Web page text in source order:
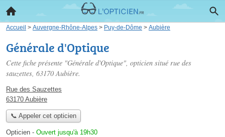
Accueil > Auvergne-Rhône-Alpes > Puy-de-Dôme > Aubière
Générale d'Optique
Cette fiche présente "Générale d'Optique", opticien situé rue des
sauzettes, 63170 Aubière.
Rue des Sauzettes
63170 Aubière
📞 Appeler cet opticien
Opticien - Ouvert jusqu'à 19h30